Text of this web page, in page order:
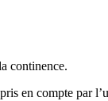
continence.
en compte par